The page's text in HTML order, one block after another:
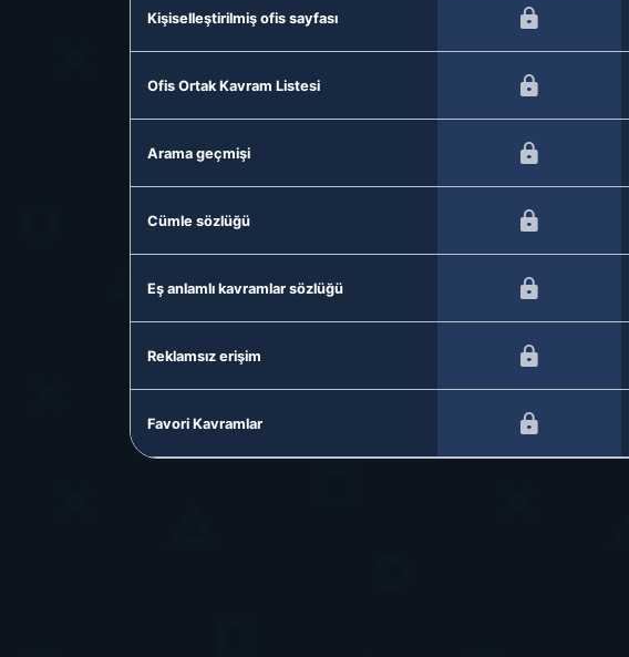
Kişiselleştirilmiş ofis sayfası
Ofis Ortak Kavram Listesi
Arama geçmişi
Cümle sözlüğü
Eş anlamlı kavramlar sözlüğü
Reklamsız erişim
Favori Kavramlar